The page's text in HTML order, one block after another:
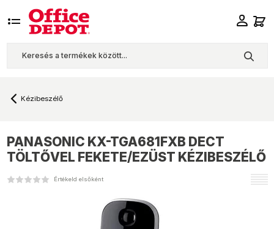
Kézibeszélő
PANASONIC KX-TGA681FXB DECT
TÖLTŐVEL FEKETE/EZÜST KÉZIBESZÉLŐ
Értékeld elsőként